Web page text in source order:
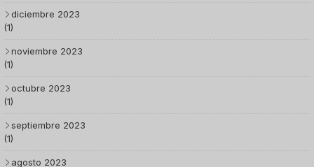
diciembre 2023
(1)
noviembre 2023
(1)
octubre 2023
(1)
septiembre 2023
(1)
agosto 2023